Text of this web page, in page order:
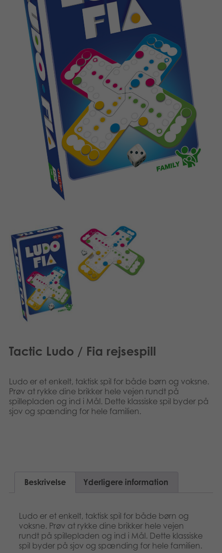
Bøger
Applikationer
Arkiverede produkter
Nederlands
Norsk
Svenska
Tactic Ludo / Fia rejsespill
Ludo er et enkelt, taktisk spil for både børn og voksne.
Prøv at rykke dine brikker hele vejen rundt på
spillepladen og ind i Mål. Dette klassiske spil byder på
sjov og spænding for hele familien.
Beskrivelse Yderligere information
Ludo er et enkelt, taktisk spil for både børn og
voksne. Prøv at rykke dine brikker hele vejen
rundt på spillepladen og ind i Mål. Dette klassiske
spil byder på sjov og spænding for hele familien.